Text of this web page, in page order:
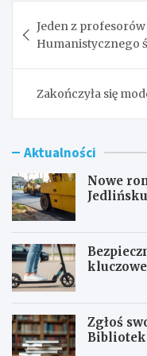
wpisu
Jeden z
Humanistycznego
Zakończyła się
Aktualności
Nowe
Zgłoś